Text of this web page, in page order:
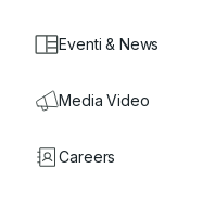
valore
Eventi & News
Media Video
Careers